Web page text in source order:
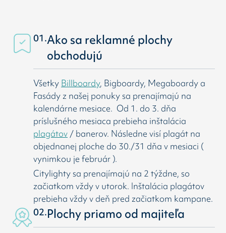
01.Ako sa reklamné plochy
obchodujú
Všetky Billboardy, Bigboardy, Megaboardy a
Fasády z našej ponuky sa prenajímajú na
kalendárne mesiace. Od 1. do 3. dňa
príslušného mesiaca prebieha inštalácia
plagátov / banerov. Následne visí plagát na
objednanej ploche do 30./31 dňa v mesiaci (
vynimkou je február ).
Citylighty sa prenajímajú na 2 týždne, so
začiatkom vždy v utorok. Inštalácia plagátov
prebieha vždy v deň pred začiatkom kampane.
02.Plochy priamo od majiteľa